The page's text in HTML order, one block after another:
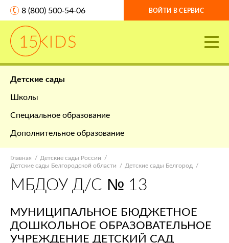
8 (800) 500-54-06 ВОЙТИ В СЕРВИС
Детские сады
Школы
Специальное образование
Дополнительное образование
Главная
Детские сады России
Детские сады Белгородской области
Детские сады Белгород
МБДОУ Д/С № 13
МУНИЦИПАЛЬНОЕ БЮДЖЕТНОЕ
ДОШКОЛЬНОЕ ОБРАЗОВАТЕЛЬНОЕ
УЧРЕЖДЕНИЕ ДЕТСКИЙ САД